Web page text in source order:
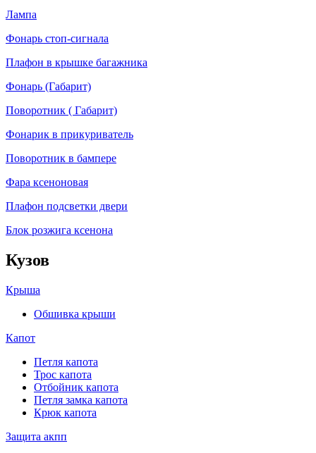
Лампа
Фонарь стоп-сигнала
Плафон в крышке багажника
Фонарь (Габарит)
Поворотник ( Габарит)
Фонарик в прикуриватель
Поворотник в бампере
Фара ксеноновая
Плафон подсветки двери
Блок розжига ксенона
Кузов
Крыша
Обшивка крыши
Капот
Петля капота
Трос капота
Отбойник капота
Петля замка капота
Крюк капота
Защита акпп